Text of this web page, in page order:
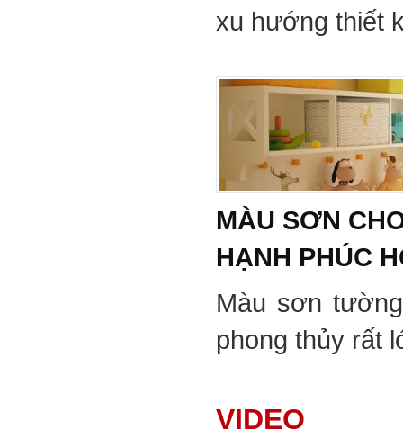
xu hướng thiết
MÀU SƠN
HẠNH PHÚC
Màu sơn
phong thủy rất
VIDEO